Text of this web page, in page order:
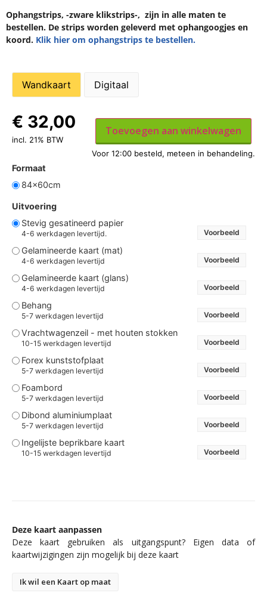
Ophangstrips, -zware klikstrips-, zijn in alle maten te
bestellen. De strips worden geleverd met ophangoogjes en
koord. Klik hier om ophangstrips te bestellen.
Wandkaart Digitaal
Formaat
84x60cm
Uitvoering
Stevig gesatineerd papier
4-6 werkdagen levertijd. Voorbeeld
Gelamineerde kaart (mat)
4-6 werkdagen levertijd Voorbeeld
Gelamineerde kaart (glans)
4-6 werkdagen levertijd Voorbeeld
Behang
5-7 werkdagen levertijd Voorbeeld
Vrachtwagenzeil - met houten stokken
10-15 werkdagen levertijd Voorbeeld
Forex kunststofplaat
5-7 werkdagen levertijd Voorbeeld
Foambord
5-7 werkdagen levertijd Voorbeeld
Dibond aluminiumplaat
5-7 werkdagen levertijd Voorbeeld
Ingelijste beprikbare kaart
10-15 werkdagen levertijd Voorbeeld
€ 32,00
incl. 21% BTW
Toevoegen aan winkelwagen
Deze kaart aanpassen
Deze kaart gebruiken als uitgangspunt? Eigen data of
kaartwijzigingen zijn mogelijk bij deze kaart
Ik wil een Kaart op maat